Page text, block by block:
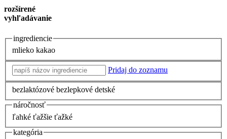
rozšírené
vyhľadávanie
ingrediencie
mlieko kakao
Pridaj do zoznamu
bezlaktózové bezlepkové detské
náročnosť
ľahké ťažšie ťažké
kategória